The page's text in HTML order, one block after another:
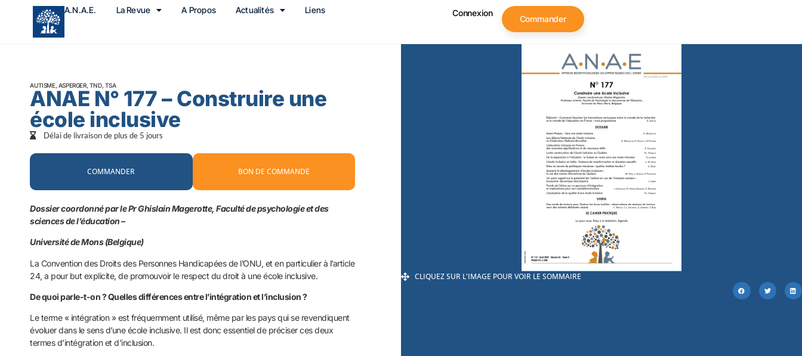
A.N.A.E. La Revue A Propos Actualités Liens Connexion
Commander
AUTISME, ASPERGER, TND, TSA
ANAE N° 177 – Construire une
école inclusive
Délai de livraison de plus de 5 jours
COMMANDER BON DE COMMANDE
Dossier coordonné par le Pr Ghislain Magerotte, Faculté de psychologie et des
sciences de l’éducation –
Université de Mons (Belgique)
La Convention des Droits des Personnes Handicapées de l’ONU, et en particulier à l’article
24, a pour but explicite, de promouvoir le respect du droit à une école inclusive.
De quoi parle-t-on ? Quelles différences entre l’intégration et l’inclusion ?
Le terme « intégration » est fréquemment utilisé, même par les pays qui se revendiquent
évoluer dans le sens d’une école inclusive. Il est donc essentiel de préciser ces deux
termes d’intégration et d’inclusion.
CLIQUEZ SUR L'IMAGE POUR VOIR LE SOMMAIRE